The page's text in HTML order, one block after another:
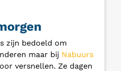
zijn bedoeld om
maar bij Nabuurs
versnellen. Ze dagen